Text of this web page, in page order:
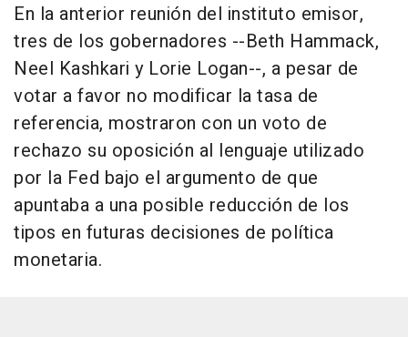
En la anterior reunión del instituto emisor,
tres de los gobernadores --Beth Hammack,
Neel Kashkari y Lorie Logan--, a pesar de
votar a favor no modificar la tasa de
referencia, mostraron con un voto de
rechazo su oposición al lenguaje utilizado
por la Fed bajo el argumento de que
apuntaba a una posible reducción de los
tipos en futuras decisiones de política
monetaria.